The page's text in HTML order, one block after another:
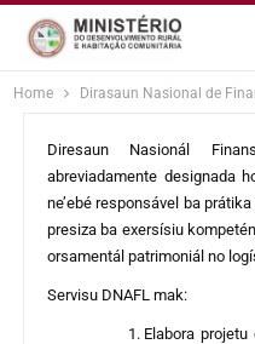
content
Home Dirasaun Nasional de
Diresaun Nasionál
abreviadamente designada
ne’ebé responsável ba
presiza ba exersísiu
orsamentál patrimoniál no
Servisu DNAFL mak:
Elabora